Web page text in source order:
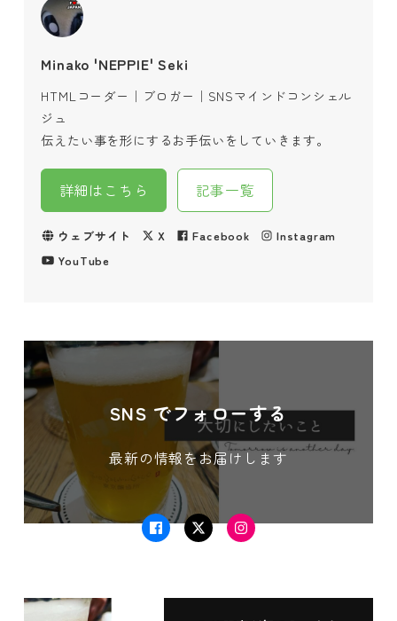
Minako 'NEPPIE' Seki
HTMLコーダー｜ブロガー｜SNSマインドコンシェル
ジュ
伝えたい事を形にするお手伝いをしていきます。
詳細はこちら 記事一覧
ウェブサイト X Facebook
Instagram
YouTube
SNS でフォローする
最新の情報をお届けします
FacebookTwitterInstagram